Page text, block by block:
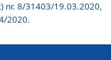
nr. 8/31403/19.03.2020,
2020.